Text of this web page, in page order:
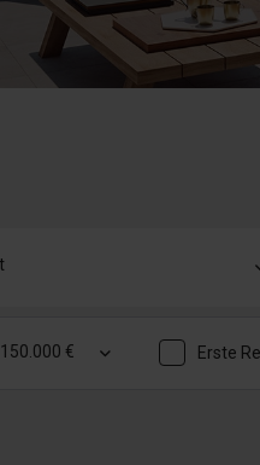
150.000 € Erste